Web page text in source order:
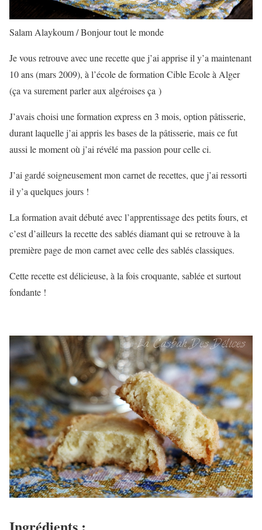
Salam Alaykoum / Bonjour tout le monde
Je vous retrouve avec une recette que j’ai apprise il y’a maintenant
10 ans (mars 2009), à l’école de formation Cible Ecole à Alger
(ça va surement parler aux algéroises ça )
J’avais choisi une formation express en 3 mois, option pâtisserie,
durant laquelle j’ai appris les bases de la pâtisserie, mais ce fut
aussi le moment où j’ai révélé ma passion pour celle ci.
J’ai gardé soigneusement mon carnet de recettes, que j’ai ressorti
il y’a quelques jours !
La formation avait débuté avec l’apprentissage des petits fours, et
c’est d’ailleurs la recette des sablés diamant qui se retrouve à la
première page de mon carnet avec celle des sablés classiques.
Cette recette est délicieuse, à la fois croquante, sablée et surtout
fondante !